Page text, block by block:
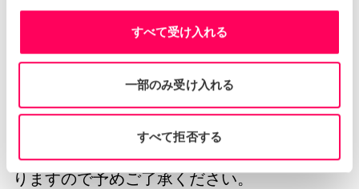
すべて受け入れる
一部のみ受け入れる
すべて拒否する
【その他】
※受講料は無料です。
※会場の都合上、お申込み多数によりご希望
に添えない場合もございます。
※ご入力いただいた情報からご所属先の確認
ができない方等、当事務所が適切ではないと
判断するお申込みについては、個別にご連絡
することなくお申込みをお断りする場合があ
りますので予めご了承ください。